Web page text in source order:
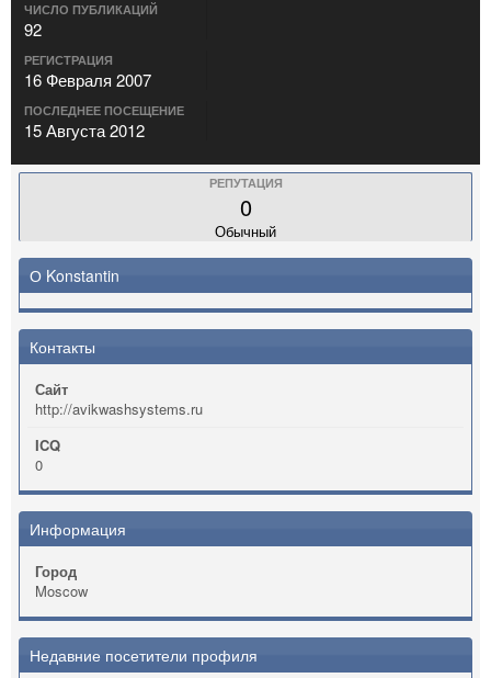
ЧИСЛО ПУБЛИКАЦИЙ
92
РЕГИСТРАЦИЯ
16 Февраля 2007
ПОСЛЕДНЕЕ ПОСЕЩЕНИЕ
15 Августа 2012
РЕПУТАЦИЯ
0
Обычный
О Konstantin
Контакты
Сайт
http://avikwashsystems.ru
ICQ
0
Информация
Город
Moscow
Недавние посетители профиля